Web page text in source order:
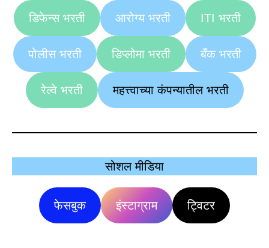
डिफेन्स भरती आरोग्य भरती ITI भरती
पोलीस भरती डिप्लोमा भरती बँक भरती
रेल्वे भरती महत्त्वाच्या कंपन्यातील भरती
सोशल मीडिया
फेसबुक इंस्टाग्राम ट्विटर